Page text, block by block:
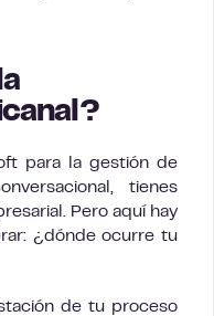
para la gestión de
tienes
Pero aquí hay
¿dónde ocurre tu
de tu proceso